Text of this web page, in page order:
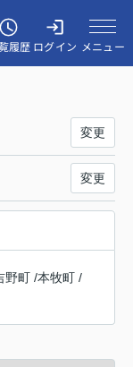
履歴 ログイン メニュー
変更
変更
野町 /本牧町 /